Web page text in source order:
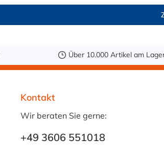
Über 10.000 Artikel am
Kontakt
Wir beraten Sie gerne:
+49 3606 551018